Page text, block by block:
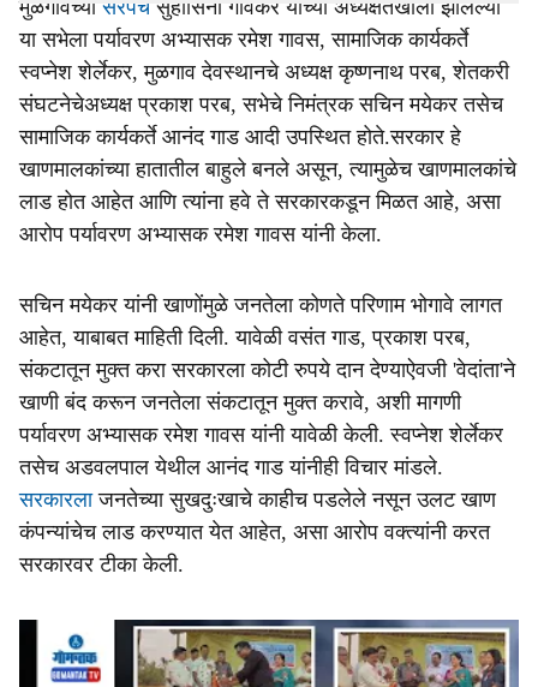
मुळगावच्या सरपंच सुहासिनी गोवेकर यांच्या अध्यक्षतेखाली झालेल्या
या सभेला पर्यावरण अभ्यासक रमेश गावस, सामाजिक कार्यकर्ते
स्वप्नेश शेर्लेकर, मुळगाव देवस्थानचे अध्यक्ष कृष्णनाथ परब, शेतकरी
संघटनेचेअध्यक्ष प्रकाश परब, सभेचे निमंत्रक सचिन मयेकर तसेच
सामाजिक कार्यकर्ते आनंद गाड आदी उपस्थित होते.सरकार हे
खाणमालकांच्या हातातील बाहुले बनले असून, त्यामुळेच खाणमालकांचे
लाड होत आहेत आणि त्यांना हवे ते सरकारकडून मिळत आहे, असा
आरोप पर्यावरण अभ्यासक रमेश गावस यांनी केला.
सचिन मयेकर यांनी खाणोंमुळे जनतेला कोणते परिणाम भोगावे लागत
आहेत, याबाबत माहिती दिली. यावेळी वसंत गाड, प्रकाश परब,
संकटातून मुक्त करा सरकारला कोटी रुपये दान देण्याऐवजी 'वेदांता'ने
खाणी बंद करून जनतेला संकटातून मुक्त करावे, अशी मागणी
पर्यावरण अभ्यासक रमेश गावस यांनी यावेळी केली. स्वप्नेश शेर्लेकर
तसेच अडवलपाल येथील आनंद गाड यांनीही विचार मांडले.
सरकारलाजनतेच्या सुखदुःखाचे काहीच पडलेले नसून उलट खाण
कंपन्यांचेच लाड करण्यात येत आहेत, असा आरोप वक्त्यांनी करत
सरकारवर टीका केली.